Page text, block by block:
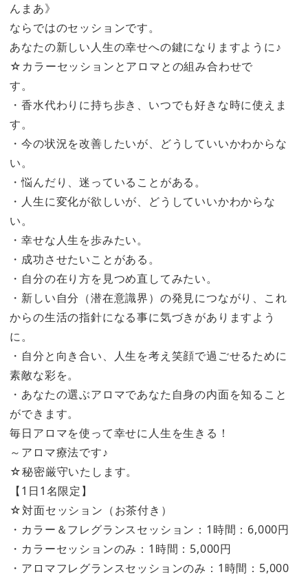
んまあ》
ならではのセッションです。
あなたの新しい人生の幸せへの鍵になりますように♪
☆カラーセッションとアロマとの組み合わせで
す。
・香水代わりに持ち歩き、いつでも好きな時に使えま
す。
・今の状況を改善したいが、どうしていいかわからな
い。
・悩んだり、迷っていることがある。
・人生に変化が欲しいが、どうしていいかわからな
い。
・幸せな人生を歩みたい。
・成功させたいことがある。
・自分の在り方を見つめ直してみたい。
・新しい自分（潜在意識界）の発見につながり、これ
からの生活の指針になる事に気づきがありますよう
に。
・自分と向き合い、人生を考え笑顔で過ごせるために
素敵な彩を。
・あなたの選ぶアロマであなた自身の内面を知ること
ができます。
毎日アロマを使って幸せに人生を生きる！
～アロマ療法です♪
☆秘密厳守いたします。
【1日1名限定】
☆対面セッション（お茶付き）
・カラー＆フレグランスセッション：1時間：6,000円
・カラーセッションのみ：1時間：5,000円
・アロマフレグランスセッションのみ：1時間：5,000